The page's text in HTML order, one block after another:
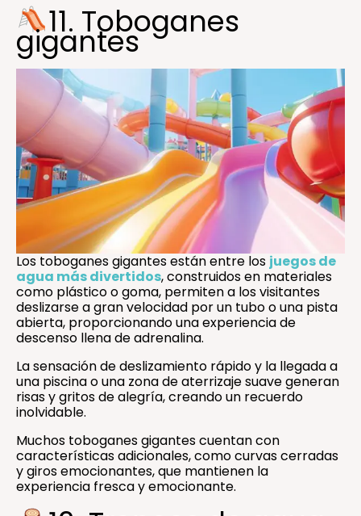
11. Toboganes
gigantes
Los toboganes gigantes están entre los juegos de
agua más divertidos, construidos en materiales
como plástico o goma, permiten a los visitantes
deslizarse a gran velocidad por un tubo o una pista
abierta, proporcionando una experiencia de
descenso llena de adrenalina.
La sensación de deslizamiento rápido y la llegada a
una piscina o una zona de aterrizaje suave generan
risas y gritos de alegría, creando un recuerdo
inolvidable.
Muchos toboganes gigantes cuentan con
características adicionales, como curvas cerradas
y giros emocionantes, que mantienen la
experiencia fresca y emocionante.